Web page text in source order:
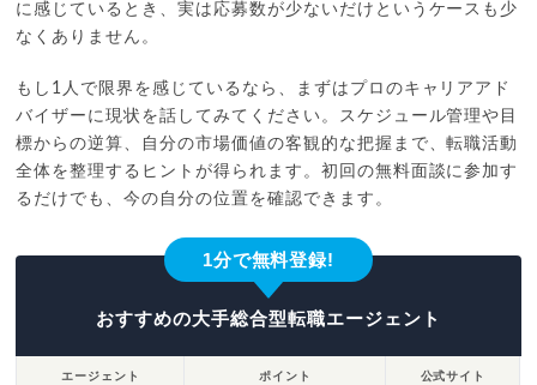
に感じているとき、実は応募数が少ないだけというケースも少
なくありません。
もし1人で限界を感じているなら、まずはプロのキャリアアド
バイザーに現状を話してみてください。スケジュール管理や目
標からの逆算、自分の市場価値の客観的な把握まで、転職活動
全体を整理するヒントが得られます。初回の無料面談に参加す
るだけでも、今の自分の位置を確認できます。
1分で無料登録!
おすすめの大手総合型転職エージェント
エージェント ポイント 公式サイト